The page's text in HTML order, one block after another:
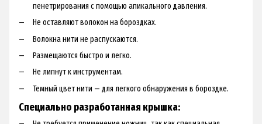
пенетрирования с помощью апикального давления.
Не оставляют волокон на бороздках.
Волокна нити не распускаются.
Размещаются быстро и легко.
Не липнут к инструментам.
Темный цвет нити — для легкого обнаружения в бороздке.
Специально разработанная крышка: